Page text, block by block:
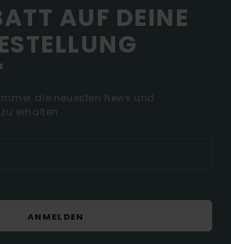
AUF DEINE
die neuesten News und
erhalten.
ANMELDEN